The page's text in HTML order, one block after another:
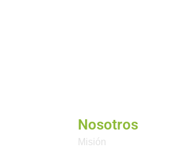
Nosotros
Misión